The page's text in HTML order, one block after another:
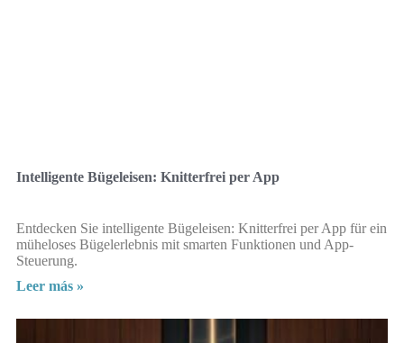
Intelligente Bügeleisen: Knitterfrei per App
Entdecken Sie intelligente Bügeleisen: Knitterfrei per App für ein
müheloses Bügelerlebnis mit smarten Funktionen und App-
Steuerung.
Leer más »